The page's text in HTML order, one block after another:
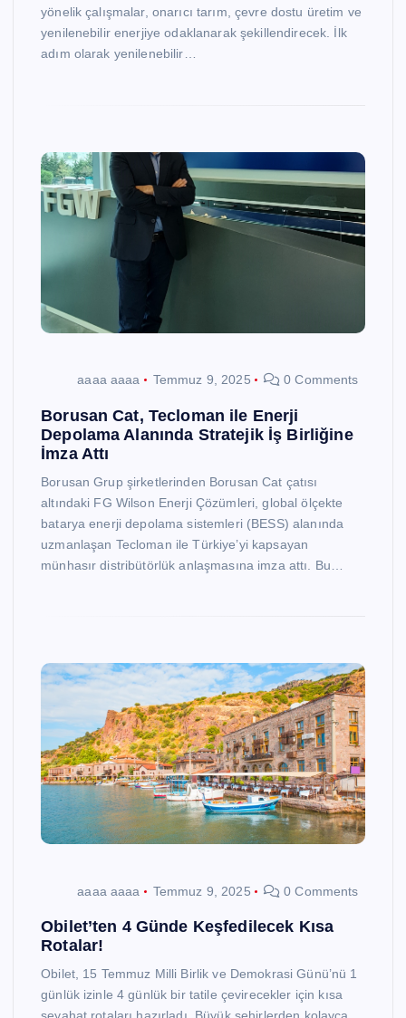
yönelik çalışmalar, onarıcı tarım, çevre dostu üretim ve
yenilenebilir enerjiye odaklanarak şekillendirecek. İlk
adım olarak yenilenebilir…
aaaa aaaa Temmuz 9, 2025 0 Comments
Borusan Cat, Tecloman ile Enerji
Depolama Alanında Stratejik İş Birliğine
İmza Attı
Borusan Grup şirketlerinden Borusan Cat çatısı
altındaki FG Wilson Enerji Çözümleri, global ölçekte
batarya enerji depolama sistemleri (BESS) alanında
uzmanlaşan Tecloman ile Türkiye’yi kapsayan
münhasır distribütörlük anlaşmasına imza attı. Bu…
aaaa aaaa Temmuz 9, 2025 0 Comments
Obilet’ten 4 Günde Keşfedilecek Kısa
Rotalar!
Obilet, 15 Temmuz Milli Birlik ve Demokrasi Günü’nü 1
günlük izinle 4 günlük bir tatile çevirecekler için kısa